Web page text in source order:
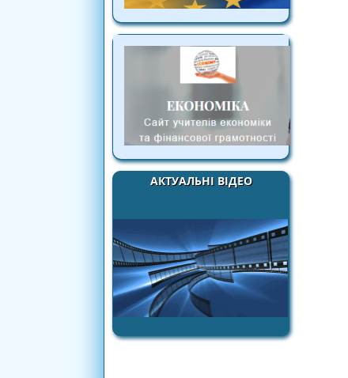
АКТУАЛЬНІ ВІДЕО